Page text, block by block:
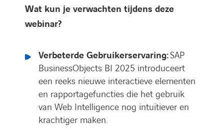
Wat kun je verwachten tijdens deze
webinar?
Verbeterde Gebruikerservaring:SAP
BusinessObjects BI 2025 introduceert
een reeks nieuwe interactieve elementen
en rapportagefuncties die het gebruik
van Web Intelligence nog intuïtiever en
krachtiger maken.